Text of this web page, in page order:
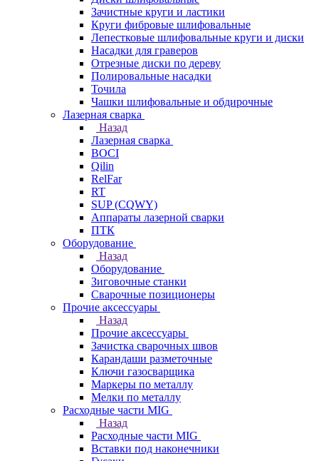
Зачистные круги и ластики
Круги фибровые шлифовальные
Лепестковые шлифовальные круги и диски
Насадки для граверов
Отрезные диски по дереву
Полировальные насадки
Точила
Чашки шлифовальные и обдирочные
Лазерная сварка
Назад
Лазерная сварка
BOCI
Qilin
RelFar
RT
SUP (CQWY)
Аппараты лазерной сварки
ПТК
Оборудование
Назад
Оборудование
Зиговочные станки
Сварочные позиционеры
Прочие аксессуары
Назад
Прочие аксессуары
Зачистка сварочных швов
Карандаши разметочные
Ключи газосварщика
Маркеры по металлу
Мелки по металлу
Расходные части MIG
Назад
Расходные части MIG
Вставки под наконечники